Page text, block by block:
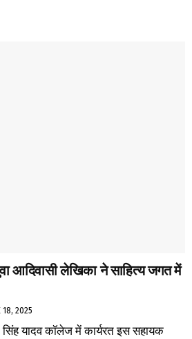
आदिवासी लेखिका ने साहित्य जगत में
18, 2025
सिंह यादव कॉलेज में कार्यरत इस सहायक